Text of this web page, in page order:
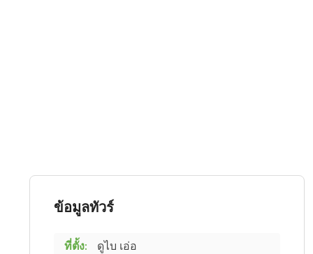
ข้อมูลทัวร์
ที่ตั้ง: ดูไบ เอ่อ